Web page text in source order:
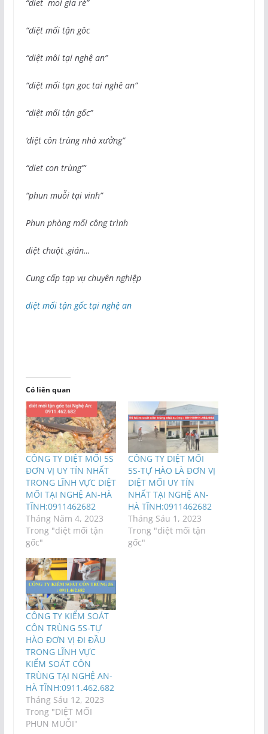
“diet moi gia rẻ”
“diệt mối tận gôc
“diệt môi tại nghệ an”
“diệt mối tạn goc tai nghê an”
“diệt mối tận gốc”
‘diệt côn trùng nhà xưởng”
“diet con trùng”‘
“phun muỗi tại vinh”
Phun phòng mối công trình
diệt chuột ,gián…
Cung cấp tạp vụ chuyên nghiệp
diệt mối tận gốc tại nghệ an
Có liên quan
CÔNG TY DIỆT MỐI 5S
ĐƠN VỊ UY TÍN NHẤT
TRONG LĨNH VỰC DIỆT
MỐI TẠI NGHỆ AN-HÀ
TĨNH:0911462682
Tháng Năm 4, 2023
Trong "diệt mối tận
gốc"
CÔNG TY DIỆT MỐI
5S-TỰ HÀO LÀ ĐƠN VỊ
DIỆT MỐI UY TÍN
NHẤT TẠI NGHỆ AN-
HÀ TĨNH:0911462682
Tháng Sáu 1, 2023
Trong "diệt mối tận
gốc"
CÔNG TY KIỂM SOÁT
CÔN TRÙNG 5S-TỰ
HÀO ĐƠN VỊ ĐI ĐẦU
TRONG LĨNH VỰC
KIỂM SOÁT CÔN
TRÙNG TẠI NGHỆ AN-
HÀ TĨNH:0911.462.682
Tháng Sáu 12, 2023
Trong "DIỆT MỐI
PHUN MUỖI"